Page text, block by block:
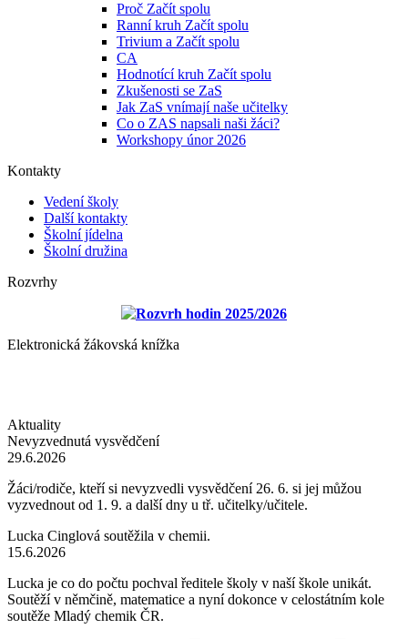
Proč Začít spolu
Ranní kruh Začít spolu
Trivium a Začít spolu
CA
Hodnotící kruh Začít spolu
Zkušenosti se ZaS
Jak ZaS vnímají naše učitelky
Co o ZAS napsali naši žáci?
Workshopy únor 2026
Kontakty
Vedení školy
Další kontakty
Školní jídelna
Školní družina
Rozvrhy
Rozvrh hodin 2025/2026
Elektronická žákovská knížka
Aktuality
Nevyzvednutá vysvědčení
29.6.2026
Žáci/rodiče, kteří si nevyzvedli vysvědčení 26. 6. si jej můžou
vyzvednout od 1. 9. a další dny u tř. učitelky/učitele.
Lucka Cinglová soutěžila v chemii.
15.6.2026
Lucka je co do počtu pochval ředitele školy v naší škole unikát.
Soutěží v němčině, matematice a nyní dokonce v celostátním kole
soutěže Mladý chemik ČR.